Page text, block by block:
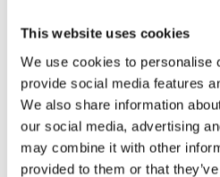
This website uses cookies
We use cookies to personalise
provide social media features
We also share information
our social media, advertising
may combine it with other
provided to them or that
kundedata havne i feil hender,
konsekvenser.
– Det handler ikke bare om å
beskytte det som virkelig
fra kundene. Å ta
nødvendighet, ikke et valg,